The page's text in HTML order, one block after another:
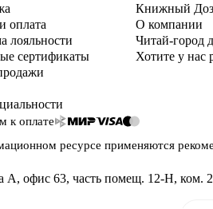
оплата
лояльности
сертификаты
Книжный
О компании
Читай-город
Хотите у нас
к оплате
ресурсе применяются
А, офис 63, часть помещ. 12-Н, ком.